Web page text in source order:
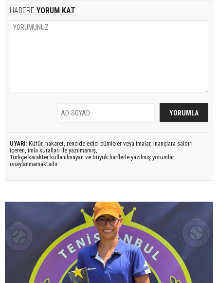
HABERE YORUM KAT
UYARI: Küfür, hakaret, rencide edici cümleler veya imalar, inançlara saldırı
içeren, imla kuralları ile yazılmamış,
Türkçe karakter kullanılmayan ve büyük harflerle yazılmış yorumlar
onaylanmamaktadır.